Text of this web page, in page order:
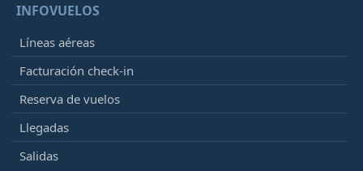
INFOVUELOS
Líneas aéreas
Facturación check-in
Reserva de vuelos
Llegadas
Salidas